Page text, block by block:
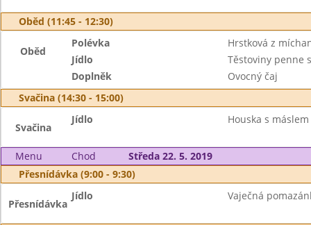
Oběd (11:45 - 12:30)
Oběd
Polévka
Hrstková z
Jídlo
Těstoviny penne
Doplněk
Ovocný čaj
Svačina (14:30 - 15:00)
Svačina
Jídlo Houska s
Menu Chod
Středa 22. 5. 2019
Přesnídávka (9:00 - 9:30)
Přesnídávka
Jídlo Vaječná